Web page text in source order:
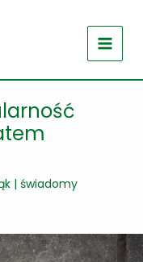
| świadomy